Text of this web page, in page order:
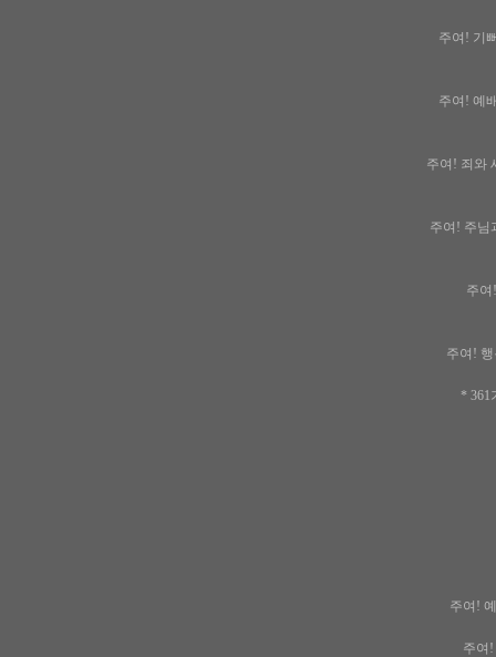
주여! 기뻐
주여! 예배
주여! 죄와
주여! 주님
주여!
주여! 행
* 361
주여!
주여